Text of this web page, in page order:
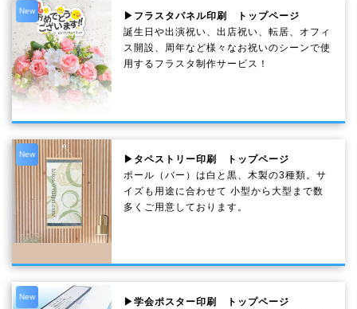
New
▶フラスタパネル印刷 トップページ
誕生日や出演祝い、出店祝い、転居、オフィ
ス開設、周年など様々なお祝いのシーンで使
用するフラスタ制作サービス！
New
▶タペストリー印刷 トップページ
ポール（バー）は白と黒、木製の3種類。サ
イズも用途に合わせて 小型から大型まで数
多くご用意しております。
New
▶学会ポスター印刷 トップページ